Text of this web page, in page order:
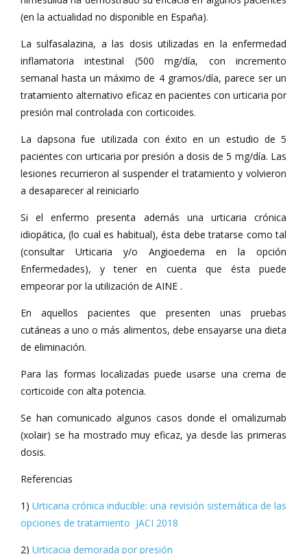
(en la actualidad no disponible en España).
La sulfasalazina, a las dosis utilizadas en la enfermedad
inflamatoria intestinal (500 mg/día, con incremento
semanal hasta un máximo de 4 gramos/día, parece ser un
tratamiento alternativo eficaz en pacientes con urticaria por
presión mal controlada con corticoides.
La dapsona fue utilizada con éxito en un estudio de 5
pacientes con urticaria por presión a dosis de 5 mg/día. Las
lesiones recurrieron al suspender el tratamiento y volvieron
a desaparecer al reiniciarlo
Si el enfermo presenta además una urticaria crónica
idiopática, (lo cual es habitual), ésta debe tratarse como tal
(consultar Urticaria y/o Angioedema en la opción
Enfermedades), y tener en cuenta que ésta puede
empeorar por la utilización de AINE .
En aquellos pacientes que presenten unas pruebas
cutáneas a uno o más alimentos, debe ensayarse una dieta
de eliminación.
Para las formas localizadas puede usarse una crema de
corticoide con alta potencia.
Se han comunicado algunos casos donde el omalizumab
(xolair) se ha mostrado muy eficaz, ya desde las primeras
dosis.
Referencias
1) Urticaria crónica inducible: una revisión sistemática de las
opciones de tratamiento JACI 2018
2) Urticacia demorada por presión